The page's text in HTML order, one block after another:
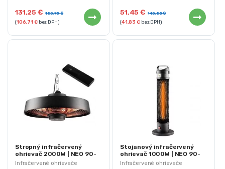
131,25€ 183,75€
(106,71€bez DPH)
51,45€ 143,85€
(41,83€bez DPH)
Infračervené ohrievače
Stropný infračervený
ohrievač 2000W | NEO 90-
038
Infračervené ohrievače
Stojanový infračervený
ohrievač 1000W | NEO 90-
035